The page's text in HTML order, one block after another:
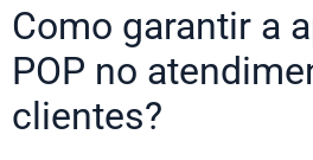
Como garantir a
POP no
clientes?